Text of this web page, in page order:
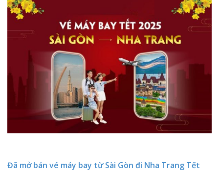
Đã mở bán vé máy bay từ Sài Gòn đi Nha Trang Tết